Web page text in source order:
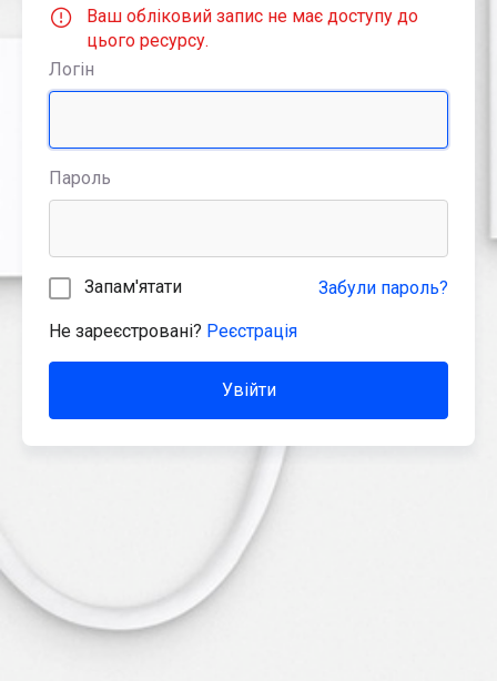
Ваш обліковий запис не має доступу до
цього ресурсу.
Логін
Пароль
Запам'ятати Забули пароль?
Не зареєстровані? Реєстрація